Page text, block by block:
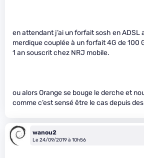
en attendant j’ai un forfait sosh en
merdique couplée à un forfait 4G de 100
1 an souscrit chez NRJ mobile.
ou alors Orange se bouge le derche et
comme c’est sensé être le cas depuis
wanou2
Le 24/09/2019 à 10h56